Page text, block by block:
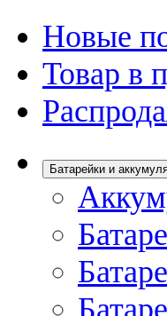
Новые
Товар в
Батарейки и